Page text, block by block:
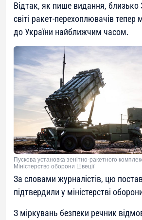
Відтак, як пише видання, близько
світі ракет-перехоплювачів
до України найближчим часом.
Пускова установка зенітно-ракетного
Міністерство оборони Швеції
За словами журналістів, цю
підтвердили у міністерстві
З міркувань безпеки речник